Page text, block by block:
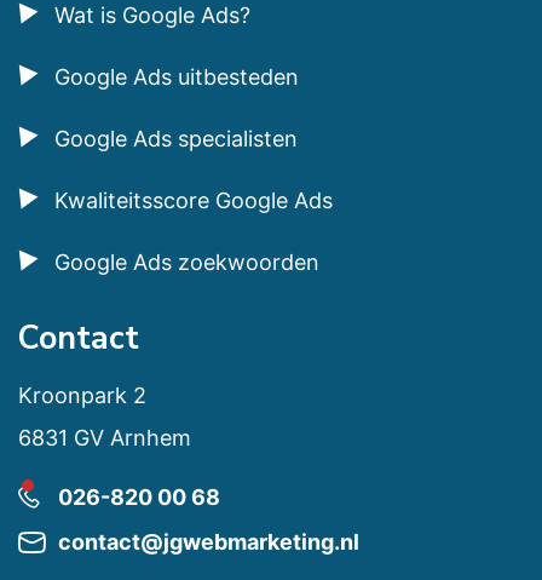
Wat is Google Ads?
Google Ads uitbesteden
Google Ads specialisten
Kwaliteitsscore Google Ads
Google Ads zoekwoorden
Contact
Kroonpark 2
6831 GV Arnhem
026-820 00 68
contact@jgwebmarketing.nl